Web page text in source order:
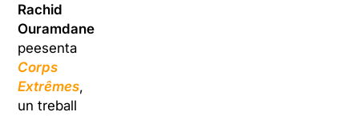
Rachid
Ouramdane
peesenta
Corps
Extrêmes,
un treball